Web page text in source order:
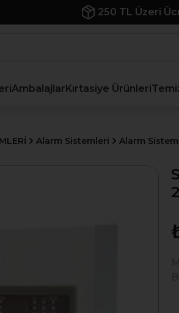
250 TL Üzeri
AmbalajlarKırtasiye Ürünleri
Alarm Sistemleri Alarm